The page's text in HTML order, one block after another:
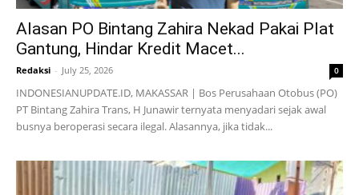
Alasan PO Bintang Zahira Nekad Pakai Plat
Gantung, Hindar Kredit Macet...
Redaksi - July 25, 2026 0
INDONESIANUPDATE.ID, MAKASSAR | Bos Perusahaan Otobus (PO)
PT Bintang Zahira Trans, H Junawir ternyata menyadari sejak awal
busnya beroperasi secara ilegal. Alasannya, jika tidak...